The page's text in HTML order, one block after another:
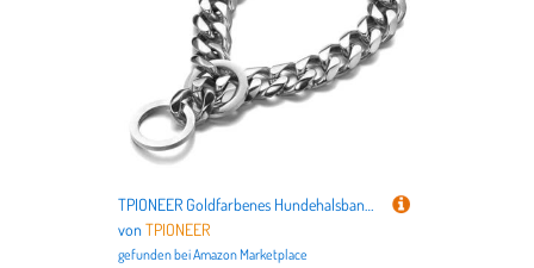
TPIONEER Goldfarbenes Hundehalsband Lea Edelstahl Enaved Hundekette Golden Pet Mittelgroße bis große Hunde P Kette Walking Dogs
vonTPIONEER
gefunden beiAmazon Marketplace